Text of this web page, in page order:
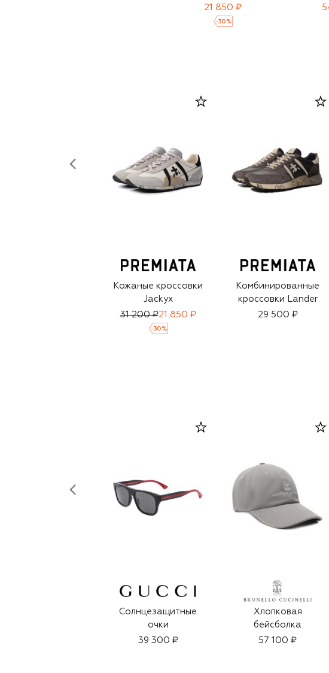
21 850 ₽
-30 %
Кожаные кроссовки
Jackyx
31 200 ₽21 850 ₽
-30 %
Комбинированные
кроссовки Lander
29 500 ₽
Солнцезащитные
очки
39 300 ₽
Хлопковая
бейсболка
57 100 ₽